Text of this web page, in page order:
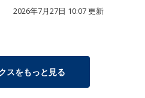
2026年7月27日 10:07 更新
スをもっと見る